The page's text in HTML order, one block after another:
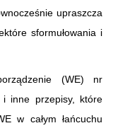
upraszcza
sformułowania i
(WE) nr
inne przepisy, które
w całym łańcuchu